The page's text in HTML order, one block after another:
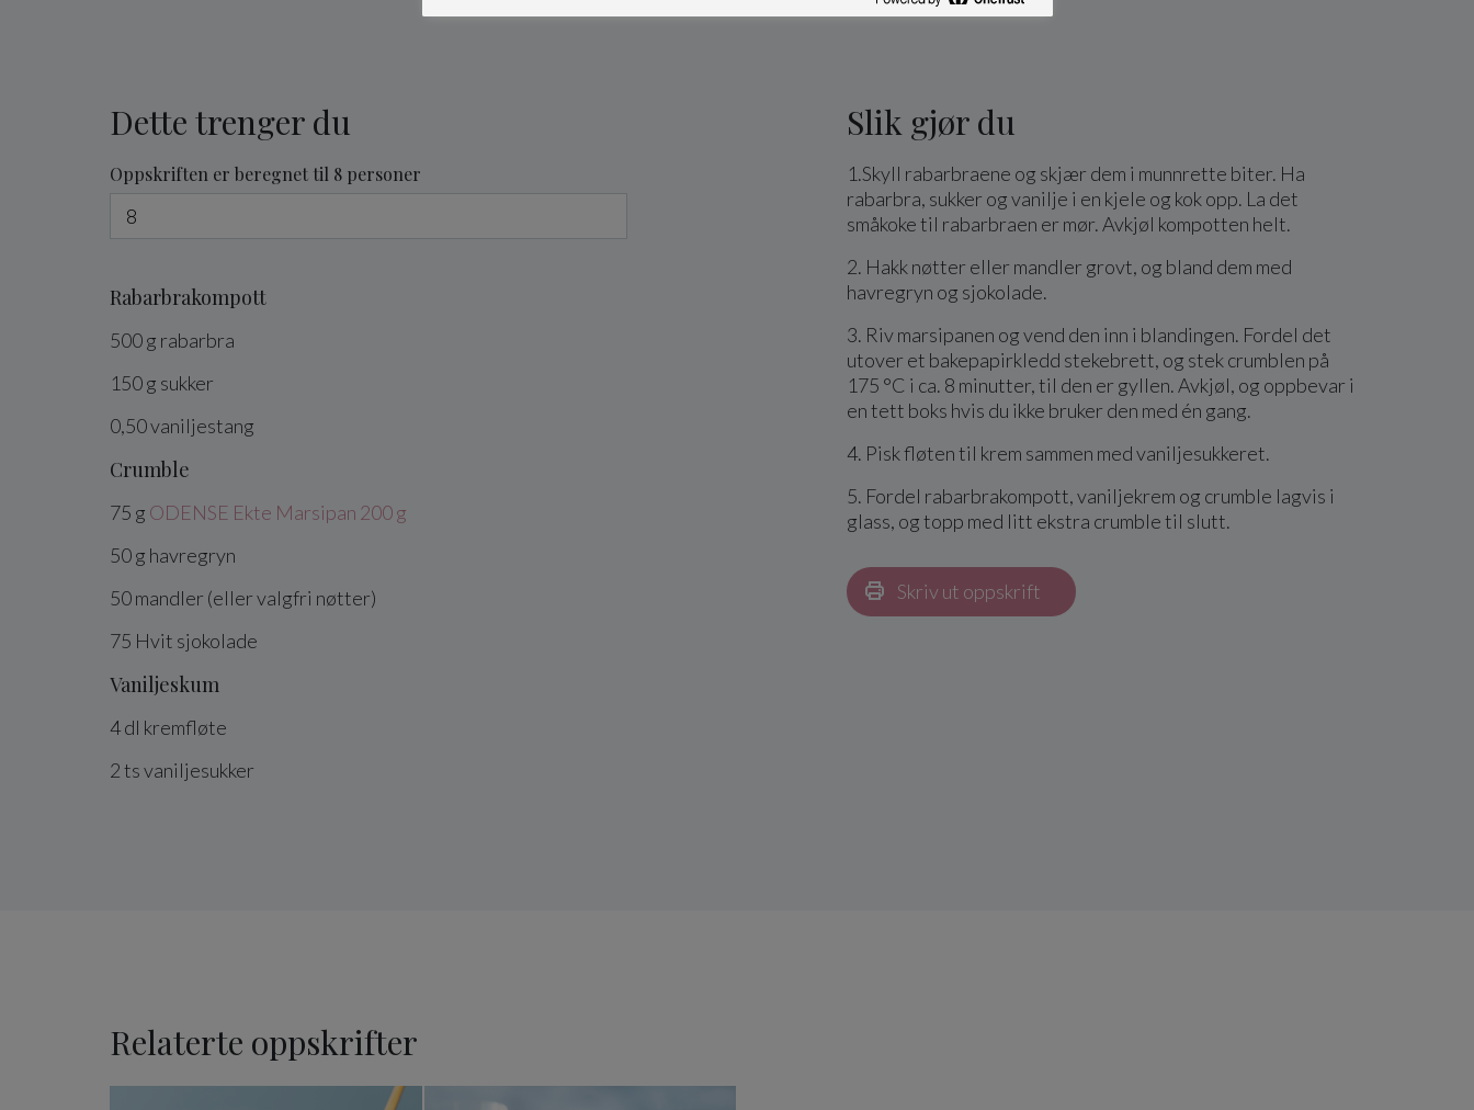
Dette trenger du
Oppskriften er beregnet til 8 personer
Rabarbrakompott
500g rabarbra
150g sukker
0,50vaniljestang
Crumble
75 g ODENSE Ekte Marsipan 200 g
50g havregryn
50mandler (eller valgfri nøtter)
75 Hvit sjokolade
Vaniljeskum
4dl kremfløte
2tsvaniljesukker
Slik gjør du
1.Skyll rabarbraene og skjær dem i munnrette biter. Ha
rabarbra, sukker og vanilje i en kjele og kok opp. La det
småkoke til rabarbraen er mør. Avkjøl kompotten helt.
2. Hakk nøtter eller mandler grovt, og bland dem med
havregryn og sjokolade.
3. Riv marsipanen og vend den inn i blandingen. Fordel det
utover et bakepapirkledd stekebrett, og stek crumblen på
175 °C i ca. 8 minutter, til den er gyllen. Avkjøl, og oppbevar i
en tett boks hvis du ikke bruker den med én gang.
4. Pisk fløten til krem sammen med vaniljesukkeret.
5. Fordel rabarbrakompott, vaniljekrem og crumble lagvis i
glass, og topp med litt ekstra crumble til slutt.
Skriv ut oppskrift
Relaterte oppskrifter
Tilslørte bondepiker med uten tilsatt sukker